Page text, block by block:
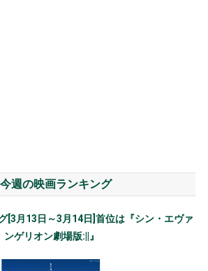
週の映画ランキング
[3月13日～3月14日]首位は『シン・エヴァ
ンゲリオン劇場版:||』